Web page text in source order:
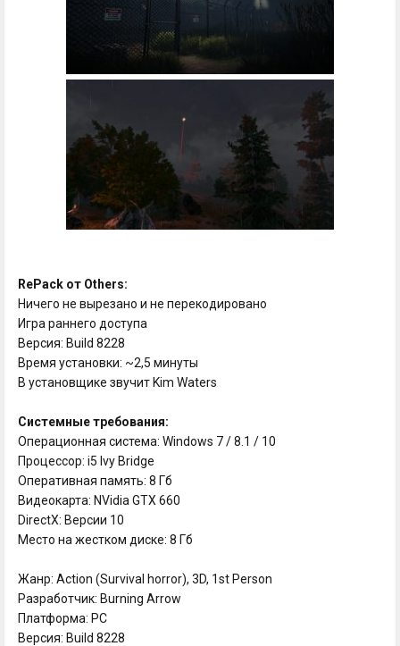
RePack от Others:
Ничего не вырезано и не перекодировано
Игра раннего доступа
Версия: Build 8228
Время установки: ~2,5 минуты
В установщике звучит Kim Waters
Системные требования:
Операционная система: Windows 7 / 8.1 / 10
Процессор: i5 Ivy Bridge
Оперативная память: 8 Гб
Видеокарта: NVidia GTX 660
DirectX: Версии 10
Место на жестком диске: 8 Гб
Жанр: Action (Survival horror), 3D, 1st Person
Разработчик: Burning Arrow
Платформа: PC
Версия: Build 8228